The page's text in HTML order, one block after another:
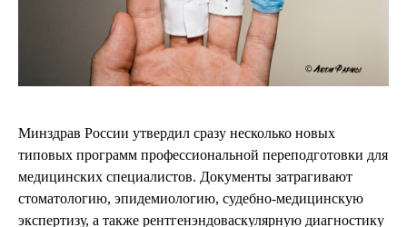
Минздрав России утвердил сразу несколько новых
типовых программ профессиональной переподготовки для
медицинских специалистов. Документы затрагивают
стоматологию, эпидемиологию, судебно-медицинскую
экспертизу, а также рентгенэндоваскулярную диагностику